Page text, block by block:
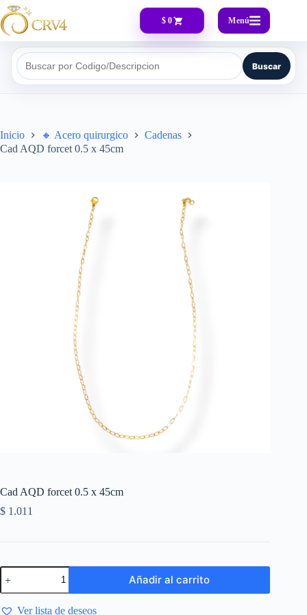
$ 0 Menú
Buscar por Codigo/Descripcion Buscar
Inicio 🔸​ Acero quirurgico
Cadenas
Cad AQD forcet 0.5 x 45cm
Cad AQD forcet 0.5 x 45cm
$ 1.011
Añadir al carrito
Ver lista de deseos